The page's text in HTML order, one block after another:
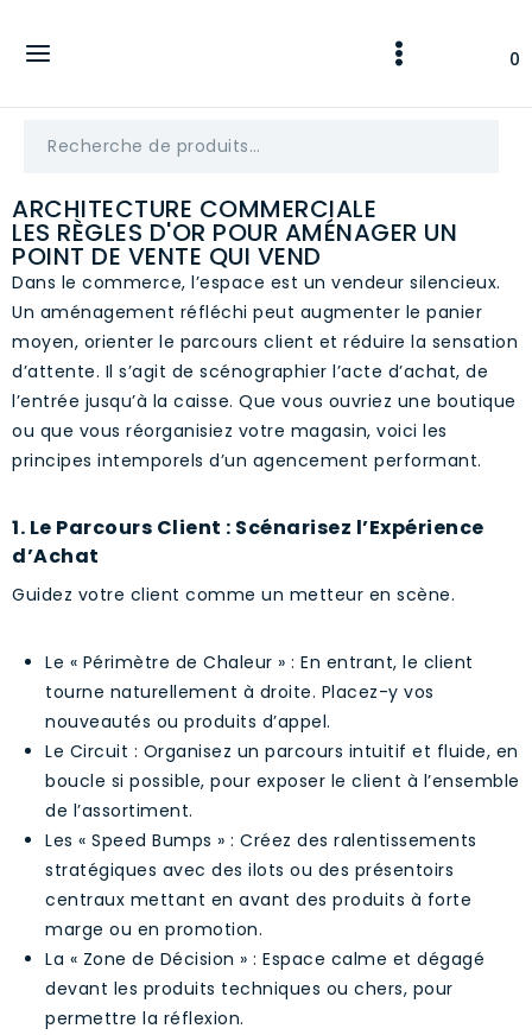
0
ARCHITECTURE COMMERCIALE
LES RÈGLES D'OR POUR AMÉNAGER UN
POINT DE VENTE QUI VEND
Dans le commerce, l’espace est un vendeur silencieux.
Un aménagement réfléchi peut augmenter le panier
moyen, orienter le parcours client et réduire la sensation
d’attente. Il s’agit de scénographier l’acte d’achat, de
l’entrée jusqu’à la caisse. Que vous ouvriez une boutique
ou que vous réorganisiez votre magasin, voici les
principes intemporels d’un agencement performant.
1. Le Parcours Client : Scénarisez l’Expérience
d’Achat
Guidez votre client comme un metteur en scène.
Le « Périmètre de Chaleur » : En entrant, le client
tourne naturellement à droite. Placez-y vos
nouveautés ou produits d’appel.
Le Circuit : Organisez un parcours intuitif et fluide, en
boucle si possible, pour exposer le client à l’ensemble
de l’assortiment.
Les « Speed Bumps » : Créez des ralentissements
stratégiques avec des ilots ou des présentoirs
centraux mettant en avant des produits à forte
marge ou en promotion.
La « Zone de Décision » : Espace calme et dégagé
devant les produits techniques ou chers, pour
permettre la réflexion.